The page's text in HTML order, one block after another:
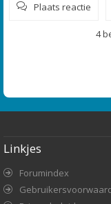
Plaats reactie
4
Linkjes
Forumindex